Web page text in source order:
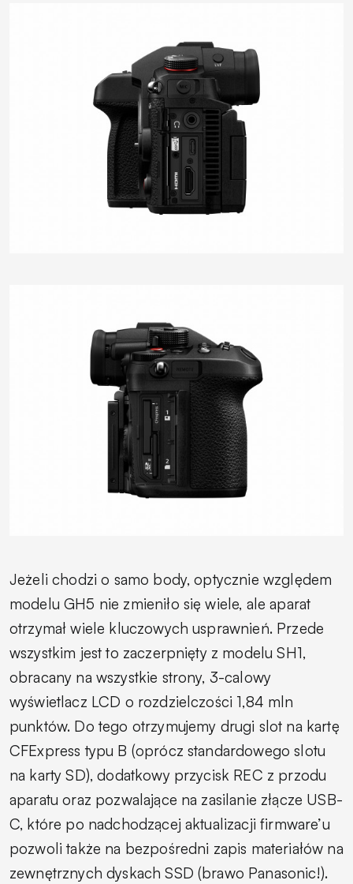
Jeżeli chodzi o samo body, optycznie względem
modelu GH5 nie zmieniło się wiele, ale aparat
otrzymał wiele kluczowych usprawnień. Przede
wszystkim jest to zaczerpnięty z modelu SH1,
obracany na wszystkie strony, 3-calowy
wyświetlacz LCD o rozdzielczości 1,84 mln
punktów. Do tego otrzymujemy drugi slot na kartę
CFExpress typu B (oprócz standardowego slotu
na karty SD), dodatkowy przycisk REC z przodu
aparatu oraz pozwalające na zasilanie złącze USB-
C, które po nadchodzącej aktualizacji firmware’u
pozwoli także na bezpośredni zapis materiałów na
zewnętrznych dyskach SSD (brawo Panasonic!).